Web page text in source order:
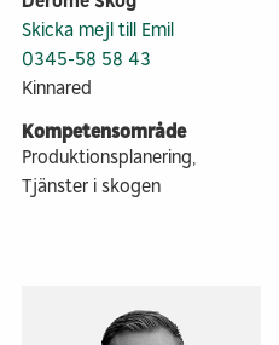
Skicka mejl till Emil
0345-58 58 43
Kinnared
Kompetensområde
Produktionsplanering,
Tjänster i skogen